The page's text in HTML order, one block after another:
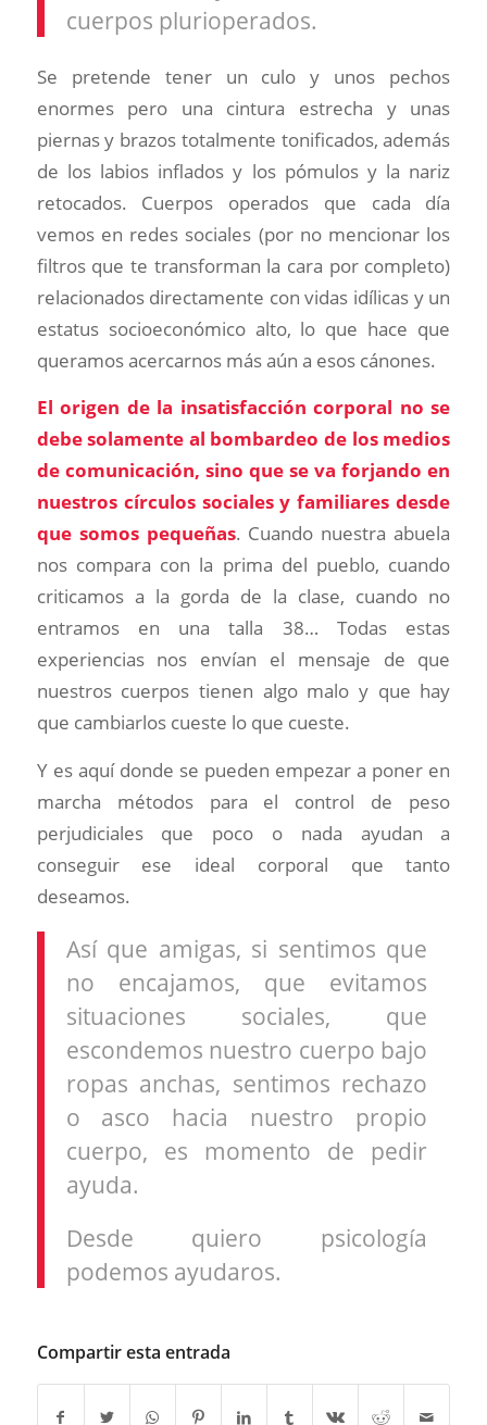
cuerpos plurioperados.
Se pretende tener un culo y unos pechos
enormes pero una cintura estrecha y unas
piernas y brazos totalmente tonificados, además
de los labios inflados y los pómulos y la nariz
retocados. Cuerpos operados que cada día
vemos en redes sociales (por no mencionar los
filtros que te transforman la cara por completo)
relacionados directamente con vidas idílicas y un
estatus socioeconómico alto, lo que hace que
queramos acercarnos más aún a esos cánones.
El origen de la insatisfacción corporal no se
debe solamente al bombardeo de los medios
de comunicación, sino que se va forjando en
nuestros círculos sociales y familiares desde
que somos pequeñas. Cuando nuestra abuela
nos compara con la prima del pueblo, cuando
criticamos a la gorda de la clase, cuando no
entramos en una talla 38… Todas estas
experiencias nos envían el mensaje de que
nuestros cuerpos tienen algo malo y que hay
que cambiarlos cueste lo que cueste.
Y es aquí donde se pueden empezar a poner en
marcha métodos para el control de peso
perjudiciales que poco o nada ayudan a
conseguir ese ideal corporal que tanto
deseamos.
Así que amigas, si sentimos que
no encajamos, que evitamos
situaciones sociales, que
escondemos nuestro cuerpo bajo
ropas anchas, sentimos rechazo
o asco hacia nuestro propio
cuerpo, es momento de pedir
ayuda.
Desde quiero psicología
podemos ayudaros.
Compartir esta entrada